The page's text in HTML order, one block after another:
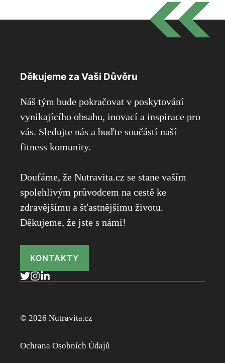
Děkujeme za Vaši Důvěru
Náš tým bude pokračovat v poskytování
vynikajícího obsahu, inovací a inspirace pro
vás. Sledujte nás a buďte součástí naší
fitness komunity.
Doufáme, že Nutravita.cz se stane vaším
spolehlivým průvodcem na cestě ke
zdravějšímu a šťastnějšímu životu.
Děkujeme, že jste s námi!
KONTAKTY
© 2026 Nutravita.cz
Ochrana Osobních Údajů